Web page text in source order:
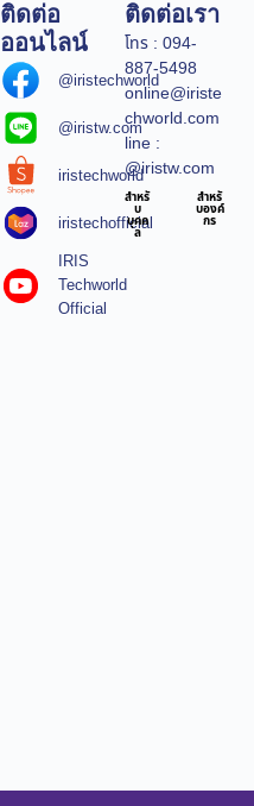
ติดต่อ
ออนไลน์
@iristechworld
@iristw.com
iristechworld
iristechofficial
IRIS
Techworld
Official
ติดต่อเรา
โทร : 094-
887-5498
online@iriste
chworld.com
line :
@iristw.com
สำหรั
บ
บุคค
ล
สำหรั
บองค์
กร